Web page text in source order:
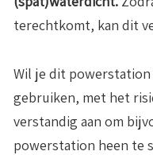
terechtkomt, kan dit
Wil je dit
gebruiken, met het
verstandig aan om
powerstation heen te